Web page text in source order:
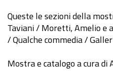
Queste le sezioni della
Taviani / Moretti, Amelio e
/ Qualche commedia /
Mostra e catalogo a cura